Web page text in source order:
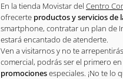
En la tienda Movistar del Centro
ofrecerte productos y servicios de
smartphone, contratar un plan de
estará encantado de atenderte.
Ven a visitarnos y no te
comercial, podrás ser el primero
promocionesespeciales. ¡No te lo